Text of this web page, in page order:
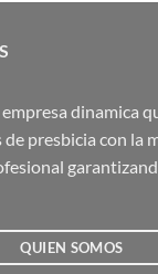
dinamica
presbicia con la
QUIEN SOMOS